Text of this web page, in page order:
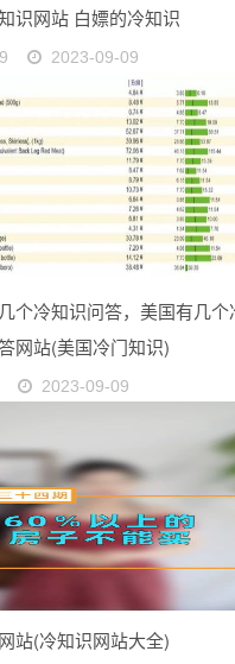
识网站 白嫖的冷知识
2023-09-09
个冷知识问答，美国有几个
网站(美国冷门知识)
2023-09-09
站(冷知识网站大全)